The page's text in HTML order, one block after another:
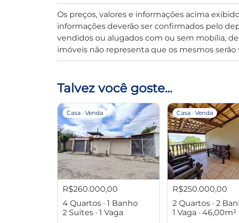
Os preços, valores e informações acima
informações deverão ser confirmados pelo
vendidos ou alugados com ou sem mobília,
imóveis não representa que os mesmos
Talvez você goste...
Casa · Venda
R$260.000,00
4 Quartos · 1 Banho
2 Suites · 1 Vaga
Casa · Venda
R$250.000,00
2 Quartos · 2
1 Vaga · 46,00m²